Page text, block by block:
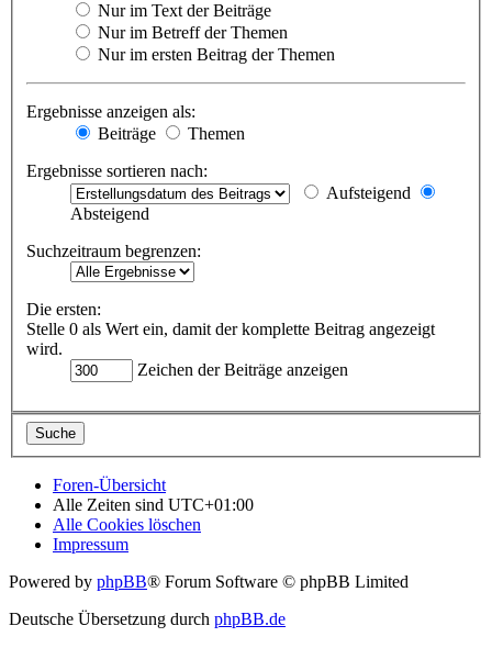
Nur im Text der Beiträge
Nur im Betreff der Themen
Nur im ersten Beitrag der Themen
Ergebnisse anzeigen als:
Beiträge
Themen
Ergebnisse sortieren nach:
Aufsteigend
Absteigend
Suchzeitraum begrenzen:
Die ersten:
Stelle 0 als Wert ein, damit der komplette Beitrag angezeigt
wird.
Zeichen der Beiträge anzeigen
Foren-Übersicht
Alle Zeiten sind UTC+01:00
Alle Cookies löschen
Impressum
Powered by phpBB® Forum Software © phpBB Limited
Deutsche Übersetzung durch phpBB.de